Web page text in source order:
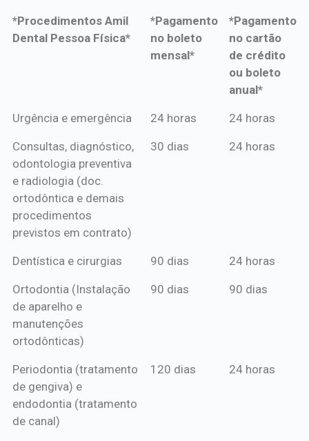
*Procedimentos Amil
Dental Pessoa Física*
*Pagamento
no boleto
mensal*
*Pagamento
no cartão
de crédito
ou boleto
anual*
*Procedimentos Amil
*Pagamento
mensal*
*Pagamento
de crédito
Urgência e emergência 24 horas 24 horas
Consultas, diagnóstico,
odontologia preventiva
e radiologia (doc.
ortodôntica e demais
procedimentos
previstos em contrato)
30 dias 24 horas
Dentística e cirurgias 90 dias 24 horas
Ortodontia (Instalação
de aparelho e
manutenções
ortodônticas)
90 dias 90 dias
Periodontia (tratamento
de gengiva) e
endodontia (tratamento
de canal)
120 dias 24 horas